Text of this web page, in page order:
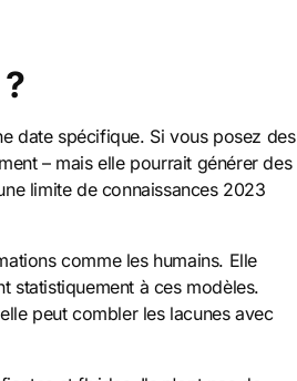
date spécifique. Si vous posez des
– mais elle pourrait générer des
limite de connaissances 2023
comme les humains. Elle
statistiquement à ces modèles.
peut combler les lacunes avec